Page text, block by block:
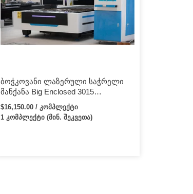
სიჩქარე 50მ/წთ დარტყმა 1500მმ
პოზირება0მმ სიზუსტე5მმ. -ღერძი […]
ბოჭკოვანი ლაზერული საჭრელი
მანქანა Big Enclosed 3015
ბოჭკოვანი ლაზერული საჭრელი
მანქანა ლითონის ფურცლისთვის
ბოჭკოვანი ლაზერული საჭრელი
$16,150.00 / კომპლექტი
1 კომპლექტი (მინ. შეკვეთა)